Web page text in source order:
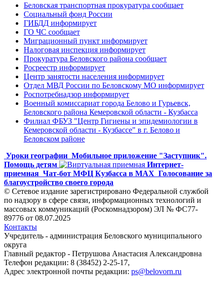
Беловская транспортная прокуратура сообщает
Социальный фонд России
ГИБДД информирует
ГО ЧС сообщает
Миграционный пункт информирует
Налоговая инспекция информирует
Прокуратура Беловского района сообщает
Росреестр информирует
Центр занятости населения информирует
Отдел МВД России по Беловскому МО информирует
Роспотребнадзор информирует
Военный комиссариат города Белово и Гурьевск,
Беловского района Кемеровской области - Кузбасса
Филиал ФБУЗ "Центр Гигиены и эпидемиологии в
Кемеровской области - Кузбассе" в г. Белово и
Беловском районе
Уроки географии Мобильное приложение "Заступник".
Помощь детям
Интернет-
приемная Чат-бот МФЦ Кузбасса в MAX Голосование за
благоустройство своего города
© Сетевое издание зарегистрировано Федеральной службой
по надзору в сфере связи, информационных технологий и
массовых коммуникаций (Роскомнадзором) ЭЛ № ФС77-
89776 от 08.07.2025
Контакты
Учредитель - администрация Беловского муниципального
округа
Главный редактор - Петрушова Анастасия Александровна
Телефон редакции: 8 (38452) 2-25-17,
Адрес электронной почты редакции: ps@belovorn.ru